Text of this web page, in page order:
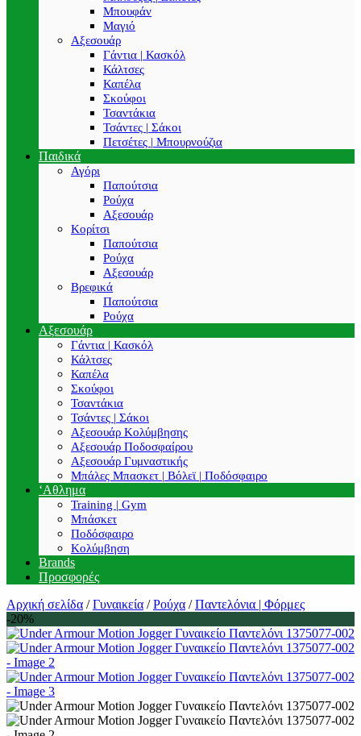
Μπουφάν
Μαγιό
Αξεσουάρ
Γάντια | Κασκόλ
Κάλτσες
Καπέλα
Σκούφοι
Τσαντάκια
Τσάντες | Σάκοι
Πετσέτες | Μπουρνούζια
Παιδικά
Αγόρι
Παπούτσια
Ρούχα
Αξεσουάρ
Κορίτσι
Παπούτσια
Ρούχα
Αξεσουάρ
Βρεφικά
Παπούτσια
Ρούχα
Αξεσουάρ
Γάντια | Κασκόλ
Κάλτσες
Καπέλα
Σκούφοι
Τσαντάκια
Τσάντες | Σάκοι
Αξεσουάρ Κολύμβησης
Αξεσουάρ Ποδοσφαίρου
Αξεσουάρ Γυμναστικής
Μπάλες Μπασκετ | Βόλεϊ | Ποδόσφαιρο
‘Αθλημα
Training | Gym
Μπάσκετ
Ποδόσφαιρο
Κολύμβηση
Brands
Προσφορές
Αρχική σελίδα / Γυναικεία / Ρούχα / Παντελόνια | Φόρμες
-20%